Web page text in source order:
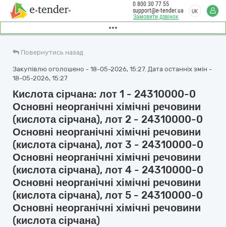
Замовити дзвінок
0 800 30 77 55
support@e-tender.ua
UK
Повернутись назад
Закупівлю оголошено - 18-05-2026, 15:27. Дата останніх змін -
18-05-2026, 15:27
Кислота сірчана: лот 1 - 24310000-0
Основні неорганічні хімічні речовини
(кислота сірчана), лот 2 - 24310000-0
Основні неорганічні хімічні речовини
(кислота сірчана), лот 3 - 24310000-0
Основні неорганічні хімічні речовини
(кислота сірчана), лот 4 - 24310000-0
Основні неорганічні хімічні речовини
(кислота сірчана), лот 5 - 24310000-0
Основні неорганічні хімічні речовини
(кислота сірчана)